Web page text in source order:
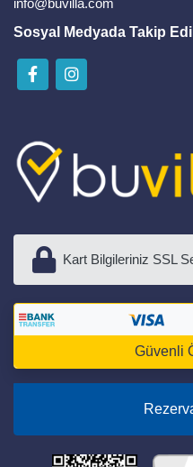
Sosyal Medyada Takip
Kart Bilgileriniz SSL
Güvenli